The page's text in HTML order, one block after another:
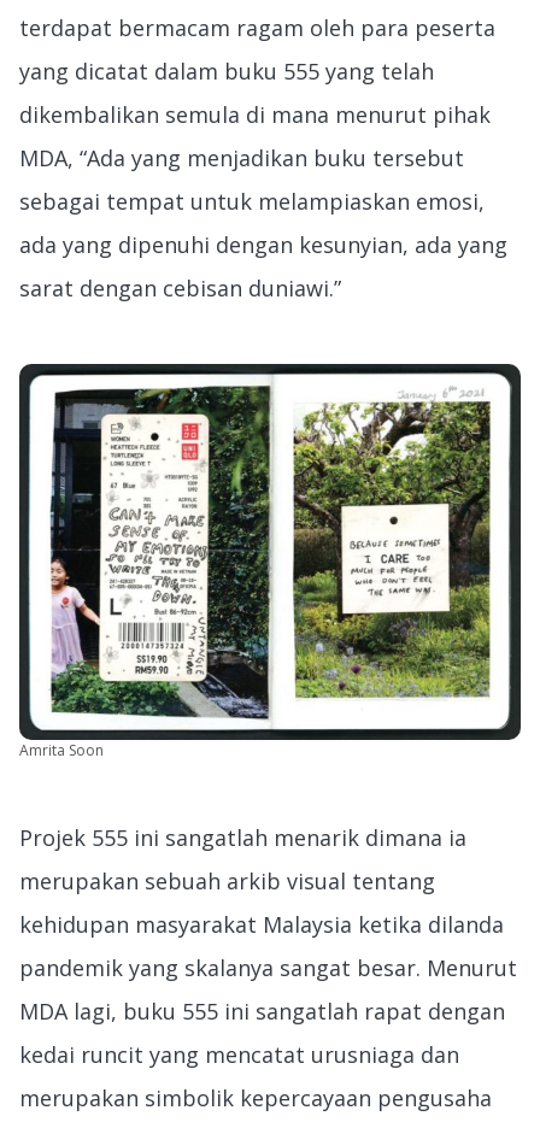
terdapat bermacam ragam oleh para peserta
yang dicatat dalam buku 555 yang telah
dikembalikan semula di mana menurut pihak
MDA, “Ada yang menjadikan buku tersebut
sebagai tempat untuk melampiaskan emosi,
ada yang dipenuhi dengan kesunyian, ada yang
sarat dengan cebisan duniawi.”
Amrita Soon
Projek 555 ini sangatlah menarik dimana ia
merupakan sebuah arkib visual tentang
kehidupan masyarakat Malaysia ketika dilanda
pandemik yang skalanya sangat besar. Menurut
MDA lagi, buku 555 ini sangatlah rapat dengan
kedai runcit yang mencatat urusniaga dan
merupakan simbolik kepercayaan pengusaha